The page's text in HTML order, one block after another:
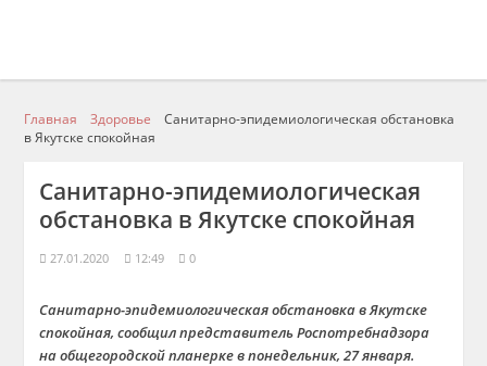
Главная Здоровье
Санитарно-эпидемиологическая обстановка
в Якутске спокойная
Санитарно-эпидемиологическая
обстановка в Якутске спокойная
27.01.2020 12:49 0
Санитарно-эпидемиологическая обстановка в Якутске
спокойная, сообщил представитель Роспотребнадзора
на общегородской планерке в понедельник, 27 января.